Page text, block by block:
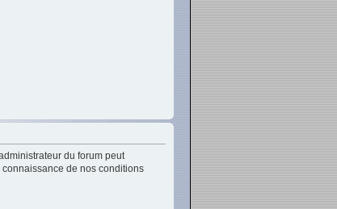
du forum peut
de nos conditions